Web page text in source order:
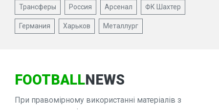
Трансферы Россия Арсенал ФК Шахтер
Германия Харьков Металлург
FOOTBALLNEWS
При правомірному використанні матеріалів з